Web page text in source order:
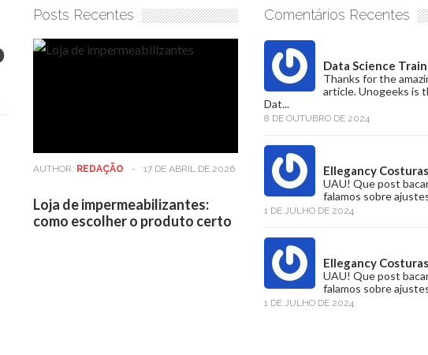
Posts Recentes
AUTHOR: REDAÇÃO - 17 DE ABRIL DE 2026
Loja de impermeabilizantes:
como escolher o produto certo
Comentários Recentes
Data Science
Thanks for the
article. Unogeeks is
Dat...
8 DE OUTUBRO DE 2024
Ellegancy Costuras
UAU! Que post
falamos sobre
1 DE JULHO DE 2024
Ellegancy Costuras
UAU! Que post
falamos sobre
1 DE JULHO DE 2024